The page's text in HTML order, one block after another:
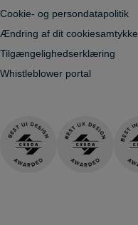
Cookie- og persondatapolitik
Ændring af dit cookiesamtykke
Tilgængelighedserklæring
Whistleblower portal